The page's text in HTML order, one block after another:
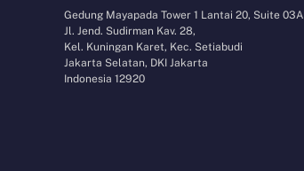
Gedung Mayapada Tower 1 Lantai 20, Suite 03A
Jl. Jend. Sudirman Kav. 28,
Kel. Kuningan Karet, Kec. Setiabudi
Jakarta Selatan, DKI Jakarta
Indonesia 12920